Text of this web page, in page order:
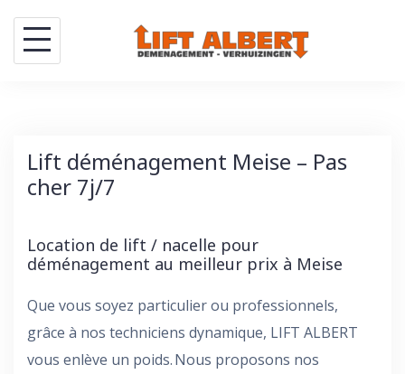
Skip
content
Lift déménagement Meise – Pas
cher 7j/7
Location de lift / nacelle pour
déménagement au meilleur prix à Meise
Que vous soyez particulier ou professionnels,
grâce à nos techniciens dynamique, LIFT ALBERT
vous enlève un poids. Nous proposons nos